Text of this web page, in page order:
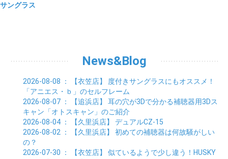
サングラス
News&Blog
2026-08-08 ： 【衣笠店】
度付きサングラスにもオススメ！
「アニエス・ｂ」のセルフレーム
2026-08-07 ： 【追浜店】 耳の穴が3Dで分かる補聴器用3Dス
キャン「オトスキャン」のご紹介
2026-08-04 ： 【久里浜店】 デュアルCZ-15
2026-08-02 ： 【久里浜店】 初めての補聴器は何故騒がしい
の？
2026-07-30 ： 【衣笠店】 似ているようで少し違う！HUSKY